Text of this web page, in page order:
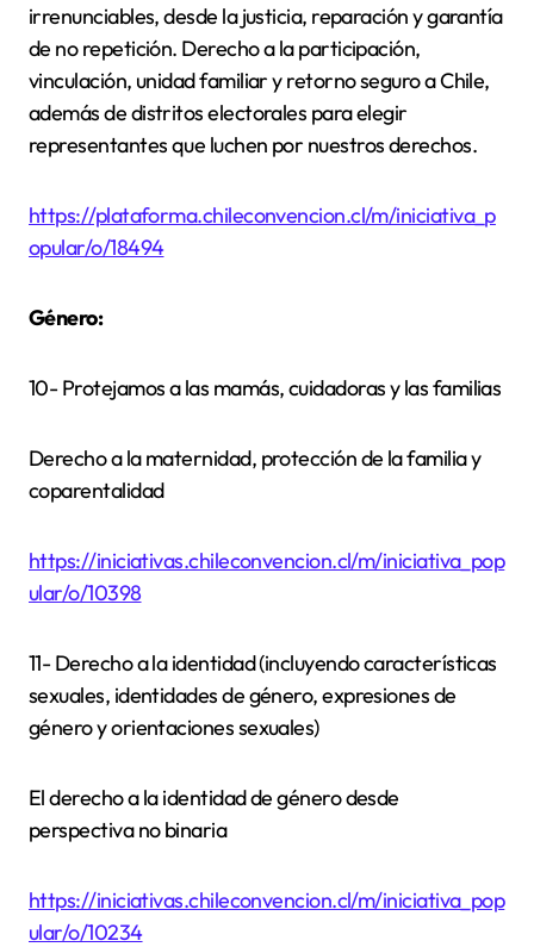
irrenunciables, desde la justicia, reparación y garantía
de no repetición. Derecho a la participación,
vinculación, unidad familiar y retorno seguro a Chile,
además de distritos electorales para elegir
representantes que luchen por nuestros derechos.
https://plataforma.chileconvencion.cl/m/iniciativa_p
opular/o/18494
Género:
10- Protejamos a las mamás, cuidadoras y las familias
Derecho a la maternidad, protección de la familia y
coparentalidad
https://iniciativas.chileconvencion.cl/m/iniciativa_pop
ular/o/10398
11- Derecho a la identidad (incluyendo características
sexuales, identidades de género, expresiones de
género y orientaciones sexuales)
El derecho a la identidad de género desde
perspectiva no binaria
https://iniciativas.chileconvencion.cl/m/iniciativa_pop
ular/o/10234